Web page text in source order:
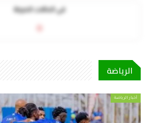
في الحالات الحرجة
0
الرياضة
أخبار الرياضة